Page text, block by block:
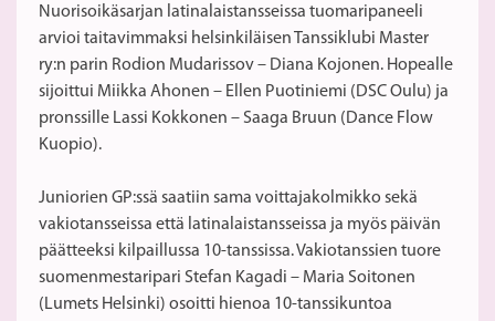
Nuorisoikäsarjan latinalaistansseissa tuomaripaneeli
arvioi taitavimmaksi helsinkiläisen Tanssiklubi Master
ry:n parin Rodion Mudarissov – Diana Kojonen. Hopealle
sijoittui Miikka Ahonen – Ellen Puotiniemi (DSC Oulu) ja
pronssille Lassi Kokkonen – Saaga Bruun (Dance Flow
Kuopio).
Juniorien GP:ssä saatiin sama voittajakolmikko sekä
vakiotansseissa että latinalaistansseissa ja myös päivän
päätteeksi kilpaillussa 10-tanssissa. Vakiotanssien tuore
suomenmestaripari Stefan Kagadi – Maria Soitonen
(Lumets Helsinki) osoitti hienoa 10-tanssikuntoa